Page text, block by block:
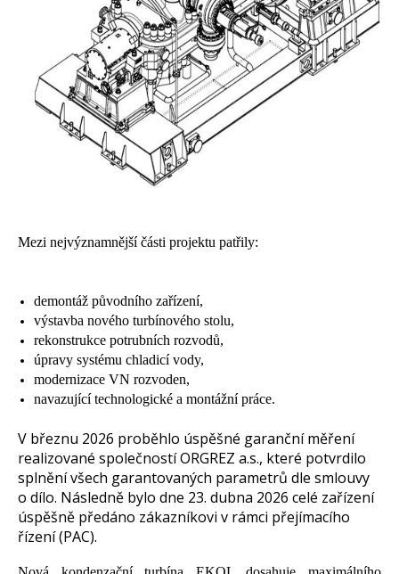
Mezi nejvýznamnější části projektu patřily:
demontáž původního zařízení,
výstavba nového turbínového stolu,
rekonstrukce potrubních rozvodů,
úpravy systému chladicí vody,
modernizace VN rozvoden,
navazující technologické a montážní práce.
V březnu 2026 proběhlo úspěšné garanční měření
realizované společností ORGREZ a.s., které potvrdilo
splnění všech garantovaných parametrů dle smlouvy
o dílo. Následně bylo dne 23. dubna 2026 celé zařízení
úspěšně předáno zákazníkovi v rámci přejímacího
řízení (PAC).